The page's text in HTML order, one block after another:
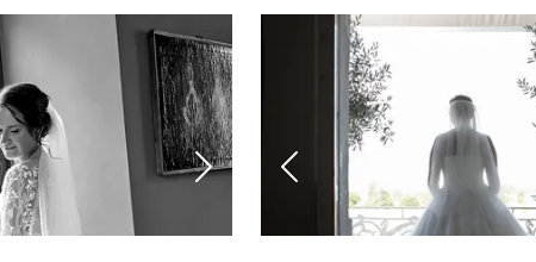
Nächstes BildVorheriges Bild